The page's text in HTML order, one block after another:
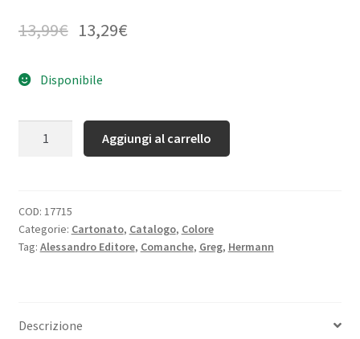
13,99€ 13,29€
Disponibile
Aggiungi al carrello
COD: 17715
Categorie: Cartonato, Catalogo, Colore
Tag: Alessandro Editore, Comanche, Greg, Hermann
Descrizione